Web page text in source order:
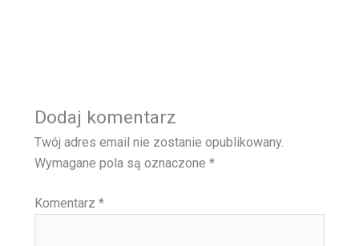
Dodaj komentarz
Twój adres email nie zostanie opublikowany.
Wymagane pola są oznaczone *
Komentarz *